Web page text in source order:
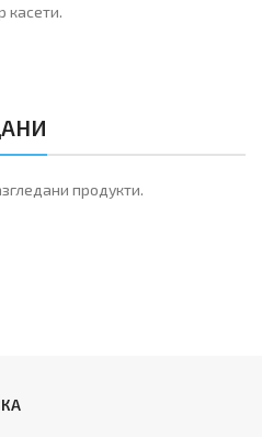
касети.
продукти.